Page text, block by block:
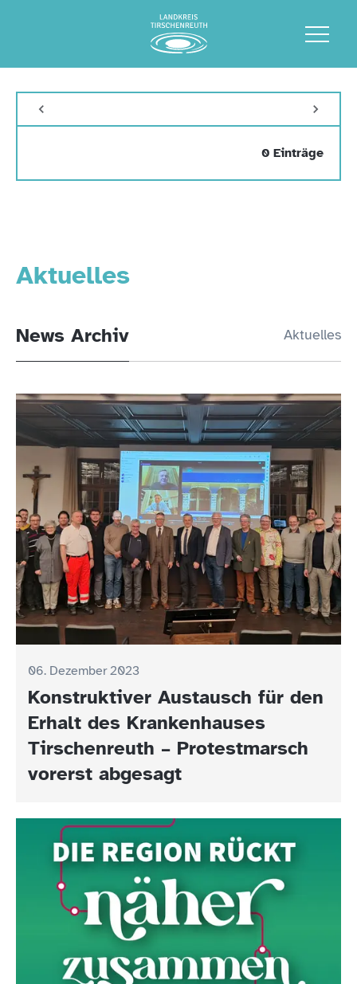
Aktuelles
News Archiv Aktuelles
06. Dezember 2023
Konstruktiver Austausch für den
Erhalt des Krankenhauses
Tirschenreuth – Protestmarsch
vorerst abgesagt
0 Einträge